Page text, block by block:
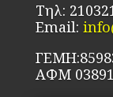
Τηλ:
Email:
ΑΦΜ